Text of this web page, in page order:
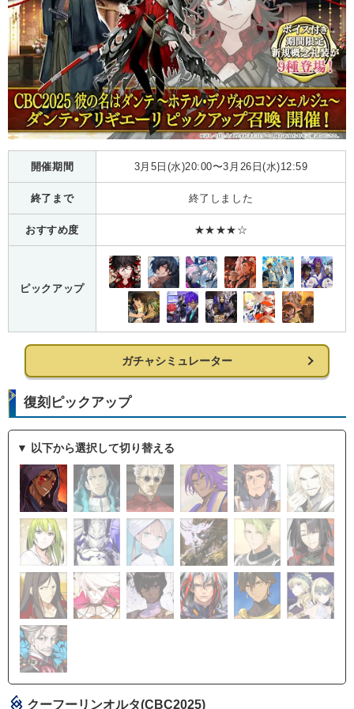
開催期間 3月5日(水)20:00〜3月26日(水)12:59
終了まで 終了しました
おすすめ度 ★★★★☆
ピックアップ
ガチャシミュレーター
復刻ピックアップ
▼ 以下から選択して切り替える
クーフーリンオルタ(CBC2025)